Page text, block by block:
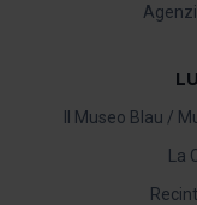
Il Museo Blau /
La